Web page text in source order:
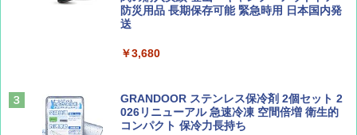
山と溪谷 2026年8月号「南アルプス大全」
Coyote No.89 特集 星野道夫 夢見る旅
D40 地球の歩き方 チェンマイ タイ北部の魅
力的な町 2026～2027 地球の歩き方D アジア
￥2,079
A26 地球の歩き方 チェコ ポーランド スロヴ
ァキア 2026～2027 地球の歩き方A ヨーロッ
￥4,980
500002(88859)
￥5,999
防災用品 長期保存可能 緊急時用 日本国内発
送
￥3,680
GRANDOOR ステンレス保冷剤 2個セット 2
026リニューアル 急速冷凍 空間倍増 衛生的
コンパクト 保冷力長持ち